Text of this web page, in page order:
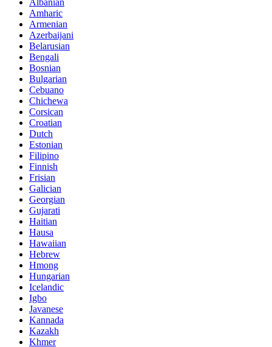
Albanian
Amharic
Armenian
Azerbaijani
Belarusian
Bengali
Bosnian
Bulgarian
Cebuano
Chichewa
Corsican
Croatian
Dutch
Estonian
Filipino
Finnish
Frisian
Galician
Georgian
Gujarati
Haitian
Hausa
Hawaiian
Hebrew
Hmong
Hungarian
Icelandic
Igbo
Javanese
Kannada
Kazakh
Khmer